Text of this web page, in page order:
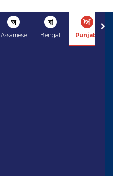
অ
Assamese
বা
Bengali
ਅ
Punjabi